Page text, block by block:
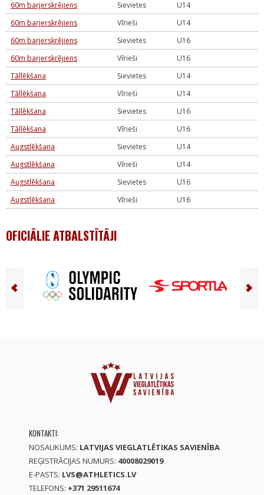
60m barjerskrējiens
Sievietes
U14
60m barjerskrējiens
Vīrieši
U14
60m barjerskrējiens
Sievietes
U16
60m barjerskrējiens
Vīrieši
U16
Tāllēkšana
Sievietes
U14
Tāllēkšana
Vīrieši
U14
Tāllēkšana
Sievietes
U16
Tāllēkšana
Vīrieši
U16
Augstlēkšana
Sievietes
U14
Augstlēkšana
Vīrieši
U14
Augstlēkšana
Sievietes
U16
Augstlēkšana
Vīrieši U16
OFICIĀLIE ATBALSTĪTĀJI
KONTAKTI:
NOSAUKUMS: LATVIJAS VIEGLATLĒTIKAS SAVIENĪBA
REĢISTRĀCIJAS NUMURS: 40008029019
E-PASTS: LVS@ATHLETICS.LV
TELEFONS: +371 29511674